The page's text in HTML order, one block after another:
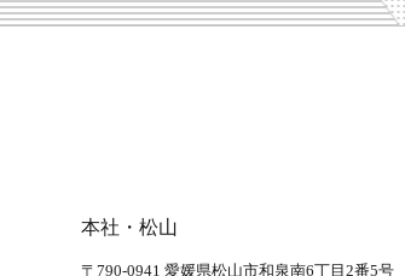
本社・松山
〒790-0941 愛媛県松山市和泉南6丁目2番5号